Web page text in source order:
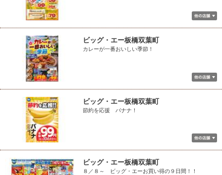
ビッグ・エー板橋双葉町
カレーが一番おいしい季節！
ビッグ・エー板橋双葉町
節約を応援 バナナ！
ビッグ・エー板橋双葉町
８／８～ ビッグ・エーお買い得の９日間！！